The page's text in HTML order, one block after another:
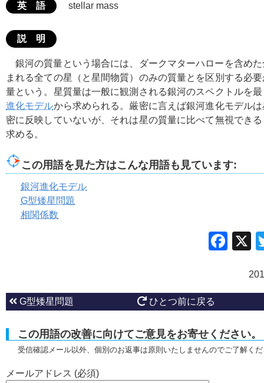
英 語 stellar mass
説 明
銀河の質量という場合には、ダークマターハローを含め
まれる全ての星（と星間物質）のみの質量とを区別する必
量という。星質量は一般に観測される銀河のスペクトルを
進化モデルから求められる。厳密に言えば銀河進化モデル
密に反映していないが、それは星の質量に比べて無視でき
求める。
この用語を見た方はこんな用語も見ています:
銀河進化モデル
G型矮星問題
相関係数
G型矮星問題 ひとつ前に戻る
この用語の改善に向けてご意見をお寄せください。
受信確認メール以外、個別のお返事は原則いたしませんのでご了解く
メールアドレス (必須)